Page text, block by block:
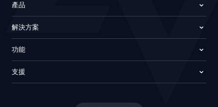
產品
解決方案
功能
支援